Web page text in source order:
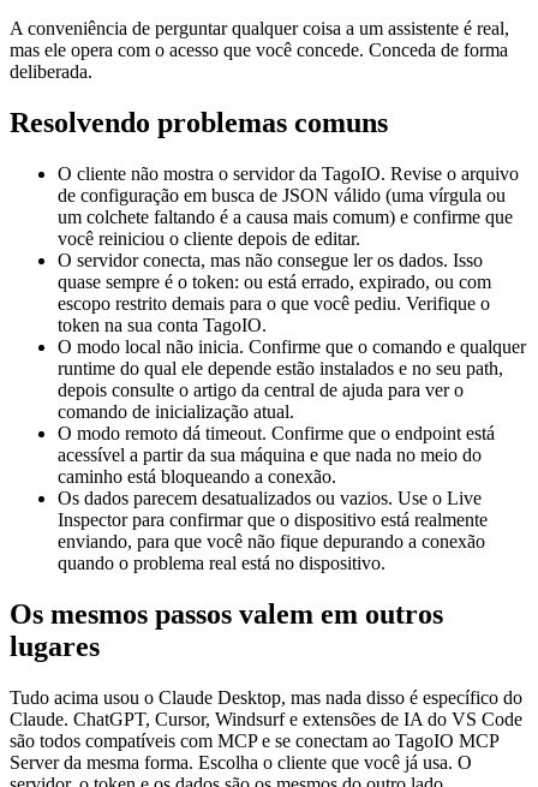
A conveniência de perguntar qualquer coisa a um assistente é real,
mas ele opera com o acesso que você concede. Conceda de forma
deliberada.
Resolvendo problemas comuns
O cliente não mostra o servidor da TagoIO. Revise o arquivo
de configuração em busca de JSON válido (uma vírgula ou
um colchete faltando é a causa mais comum) e confirme que
você reiniciou o cliente depois de editar.
O servidor conecta, mas não consegue ler os dados. Isso
quase sempre é o token: ou está errado, expirado, ou com
escopo restrito demais para o que você pediu. Verifique o
token na sua conta TagoIO.
O modo local não inicia. Confirme que o comando e qualquer
runtime do qual ele depende estão instalados e no seu path,
depois consulte o artigo da central de ajuda para ver o
comando de inicialização atual.
O modo remoto dá timeout. Confirme que o endpoint está
acessível a partir da sua máquina e que nada no meio do
caminho está bloqueando a conexão.
Os dados parecem desatualizados ou vazios. Use o Live
Inspector para confirmar que o dispositivo está realmente
enviando, para que você não fique depurando a conexão
quando o problema real está no dispositivo.
Os mesmos passos valem em outros
lugares
Tudo acima usou o Claude Desktop, mas nada disso é específico do
Claude. ChatGPT, Cursor, Windsurf e extensões de IA do VS Code
são todos compatíveis com MCP e se conectam ao TagoIO MCP
Server da mesma forma. Escolha o cliente que você já usa. O